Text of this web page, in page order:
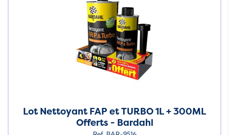
Lot Nettoyant FAP et TURBO 1L + 300ML
Offerts - Bardahl